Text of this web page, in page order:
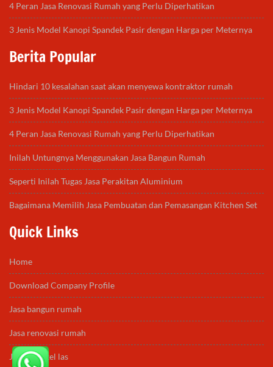
4 Peran Jasa Renovasi Rumah yang Perlu Diperhatikan
3 Jenis Model Kanopi Spandek Pasir dengan Harga per Meternya
Berita Popular
Hindari 10 kesalahan saat akan menyewa kontraktor rumah
3 Jenis Model Kanopi Spandek Pasir dengan Harga per Meternya
4 Peran Jasa Renovasi Rumah yang Perlu Diperhatikan
Inilah Untungnya Menggunakan Jasa Bangun Rumah
Seperti Inilah Tugas Jasa Perakitan Aluminium
Bagaimana Memilih Jasa Pembuatan dan Pemasangan Kitchen Set
Quick Links
Home
Download Company Profile
Jasa bangun rumah
Jasa renovasi rumah
Jasa bengkel las